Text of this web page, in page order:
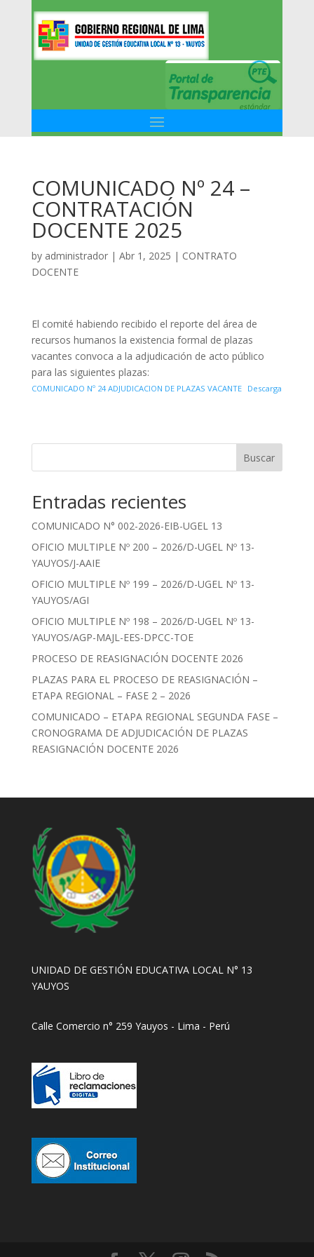
COMUNICADO Nº 24 –
CONTRATACIÓN
DOCENTE 2025
by administrador| Abr 1, 2025 | CONTRATO
DOCENTE
El comité habiendo recibido el reporte del área de
recursos humanos la existencia formal de plazas
vacantes convoca a la adjudicación de acto público
para las siguientes plazas:
COMUNICADO Nº 24 ADJUDICACION DE PLAZAS VACANTE Descarga
Buscar
Entradas recientes
COMUNICADO N° 002-2026-EIB-UGEL 13
OFICIO MULTIPLE Nº 200 – 2026/D-UGEL Nº 13-
YAUYOS/J-AAIE
OFICIO MULTIPLE Nº 199 – 2026/D-UGEL Nº 13-
YAUYOS/AGI
OFICIO MULTIPLE Nº 198 – 2026/D-UGEL Nº 13-
YAUYOS/AGP-MAJL-EES-DPCC-TOE
PROCESO DE REASIGNACIÓN DOCENTE 2026
PLAZAS PARA EL PROCESO DE REASIGNACIÓN –
ETAPA REGIONAL – FASE 2 – 2026
COMUNICADO – ETAPA REGIONAL SEGUNDA FASE –
CRONOGRAMA DE ADJUDICACIÓN DE PLAZAS
REASIGNACIÓN DOCENTE 2026
UNIDAD DE GESTIÓN EDUCATIVA LOCAL N° 13
YAUYOS
Calle Comercio n° 259 Yauyos - Lima - Perú